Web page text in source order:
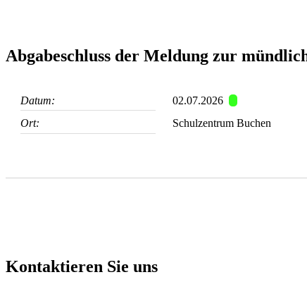
Abgabeschluss der Meldung zur
Datum:
02.07.2026
Ort:
Schulzentrum Buchen
Kontaktieren Sie uns